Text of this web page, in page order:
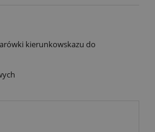
kierunkowskazu do